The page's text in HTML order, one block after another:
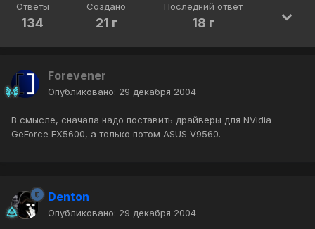
Ответы
134
Создано
21 г
Последний ответ
18 г
Forevener
Опубликовано: 29 декабря 2004
В смысле, сначала надо поставить драйверы для NVidia
GeForce FX5600, а только потом ASUS V9560.
Denton
Опубликовано: 29 декабря 2004